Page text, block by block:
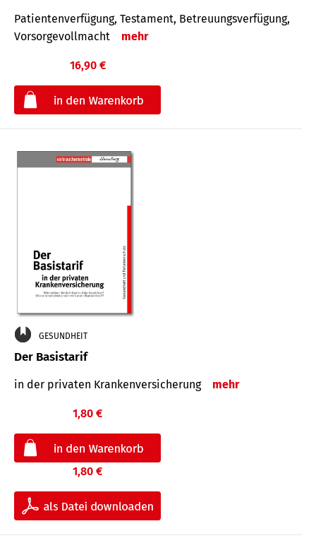
Patienten­ver­fügung, Testa­ment, Be­treuungs­verfü­gung,
Vor­sorge­voll­macht
mehr
16,90 €
GESUNDHEIT
Der Basistarif
in der privaten Kran­ken­ver­siche­rung mehr
1,80 €
1,80 €